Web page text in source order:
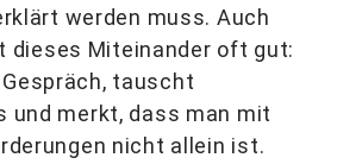
werden muss. Auch
dieses Miteinander oft gut:
tauscht
und merkt, dass man mit
nicht allein ist.